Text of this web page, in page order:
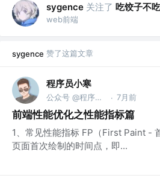
sygence 关注了 吃饺子不
web前端
sygence 赞了这篇文章
程序员小寒
公众号 @程序员小寒 · 7月前
前端性能优化之性能指标篇
1、常见性能指标 FP（First Paint -
页面首次绘制的时间点，即...